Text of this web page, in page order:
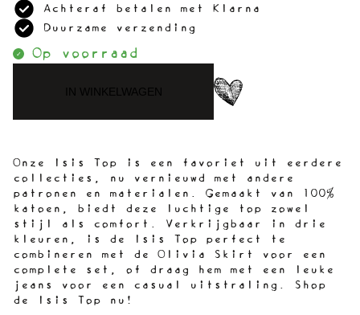
Achteraf betalen met Klarna
Duurzame verzending
Op voorraad
IN WINKELWAGEN
Onze Isis Top is een favoriet uit eerdere
collecties, nu vernieuwd met andere
patronen en materialen. Gemaakt van 100%
katoen, biedt deze luchtige top zowel
stijl als comfort. Verkrijgbaar in drie
kleuren, is de Isis Top perfect te
combineren met de Olivia Skirt voor een
complete set, of draag hem met een leuke
jeans voor een casual uitstraling. Shop
de Isis Top nu!